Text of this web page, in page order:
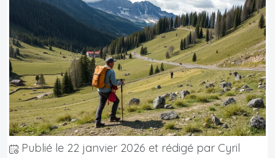
Publié le 22 janvier 2026 et rédigé par Cyril